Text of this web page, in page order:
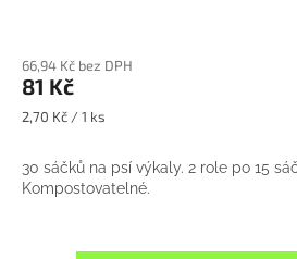
66,94 Kč bez DPH
81 Kč
Měrná
2,70 Kč / 1 ks
30 sáčků na psí výkaly. 2 role po 15
Kompostovatelné.